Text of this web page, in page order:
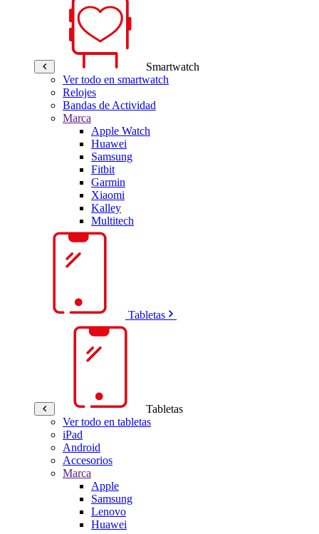
Smartwatch
Ver todo en smartwatch
Relojes
Bandas de Actividad
Marca
Apple Watch
Huawei
Samsung
Fitbit
Garmin
Xiaomi
Kalley
Multitech
Tabletas
Tabletas
Ver todo en tabletas
iPad
Android
Accesorios
Marca
Apple
Samsung
Lenovo
Huawei